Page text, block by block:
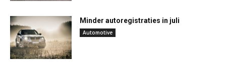
Minder autoregistraties in juli
Automotive